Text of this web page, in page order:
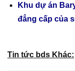
Khu dự án
đẳng cấp của
Tin tức bds Khác: